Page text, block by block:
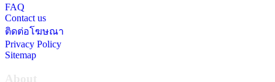
FAQ
Contact us
ติดต่อโฆษณา
Privacy Policy
Sitemap